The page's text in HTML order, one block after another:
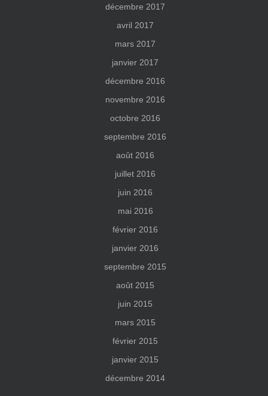
décembre 2017
avril 2017
mars 2017
janvier 2017
décembre 2016
novembre 2016
octobre 2016
septembre 2016
août 2016
juillet 2016
juin 2016
mai 2016
février 2016
janvier 2016
septembre 2015
août 2015
juin 2015
mars 2015
février 2015
janvier 2015
décembre 2014